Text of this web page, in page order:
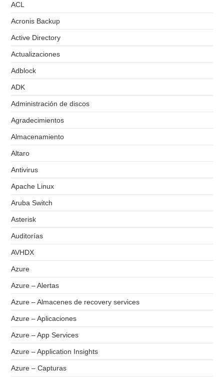
ACL
Acronis Backup
Active Directory
Actualizaciones
Adblock
ADK
Administración de discos
Agradecimientos
Almacenamiento
Altaro
Antivirus
Apache Linux
Aruba Switch
Asterisk
Auditorías
AVHDX
Azure
Azure – Alertas
Azure – Almacenes de recovery services
Azure – Aplicaciones
Azure – App Services
Azure – Application Insights
Azure – Capturas